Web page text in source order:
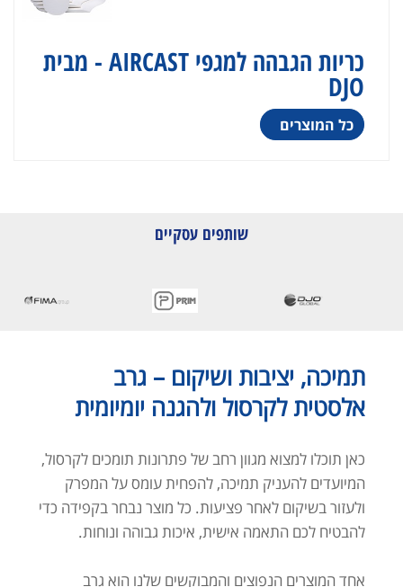
כריות הגבהה למגפי AIRCAST - מבית
DJO
כל המוצרים
שותפים עסקיים
תמיכה, יציבות ושיקום – גרב
אלסטית לקרסול ולהגנה יומיומית
כאן תוכלו למצוא מגוון רחב של פתרונות תומכים לקרסול,
המיועדים להעניק תמיכה, להפחית עומס על המפרק
ולעזור בשיקום לאחר פציעות. כל מוצר נבחר בקפידה כדי
להבטיח לכם התאמה אישית, איכות גבוהה ונוחות.
אחד המוצרים הנפוצים והמבוקשים שלנו הוא גרב